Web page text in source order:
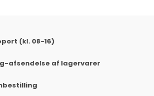
(kl. 08-16)
afsendelse af lagervarer